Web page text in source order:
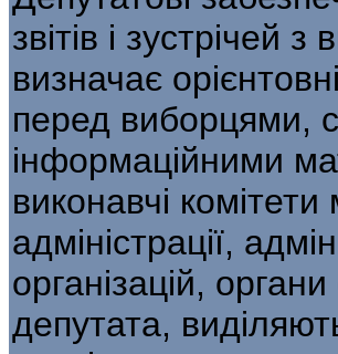
звітів і зустрічей
визначає
перед виборцями,
інформаційними
виконавчі
адміністрації,
організацій,
депутата,